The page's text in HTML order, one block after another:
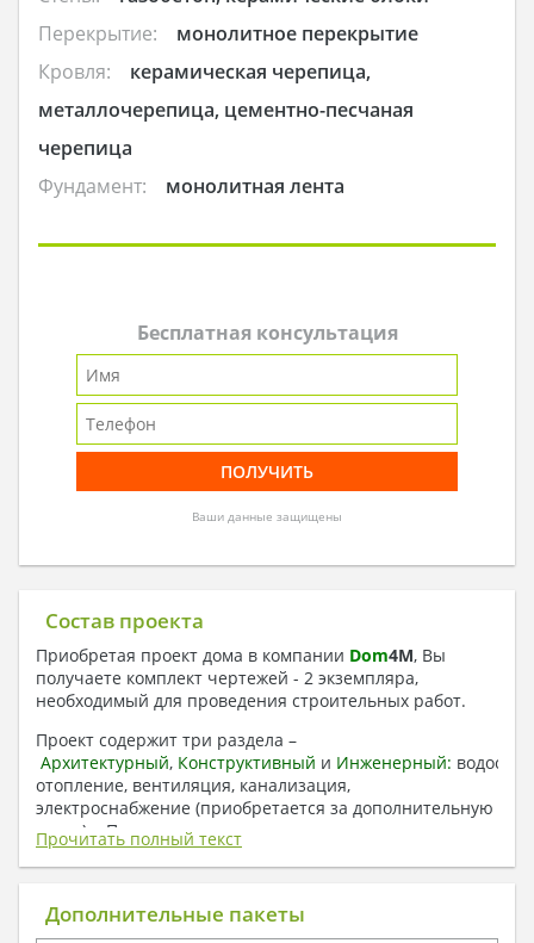
Перекрытие:
монолитное перекрытие
Кровля:
керамическая черепица,
металлочерепица, цементно-песчаная
черепица
Фундамент:
монолитная лента
Бесплатная консультация
Ваши данные защищены
Состав проекта
Приобретая проект дома в компании Dom4M, Вы
получаете комплект чертежей - 2 экземпляра,
необходимый для проведения строительных работ.
Проект содержит три раздела –
Архитектурный, Конструктивный и Инженерный:
отопление, вентиляция, канализация,
электроснабжение (приобретается за дополнительную
плату) + Пояснительная записка.
1. Архитектурный раздел:
Общие данные по проекту
Прочитать полный текст
Дополнительные пакеты